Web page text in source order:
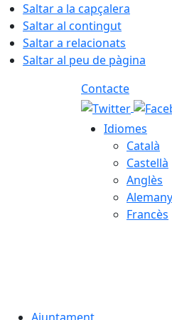
Saltar a la capçalera
Saltar al contingut
Saltar a relacionats
Saltar al peu de pàgina
Contacte
Idiomes
Català
Castellà
Anglès
Alemany
Francès